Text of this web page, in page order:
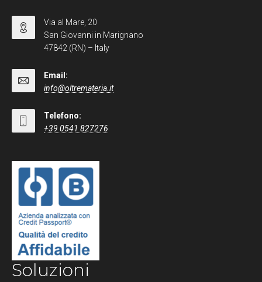
Via al Mare, 20
San Giovanni in Marignano
47842 (RN) – Italy
Email:
info@oltremateria.it
Telefono:
+39 0541 827276
Soluzioni